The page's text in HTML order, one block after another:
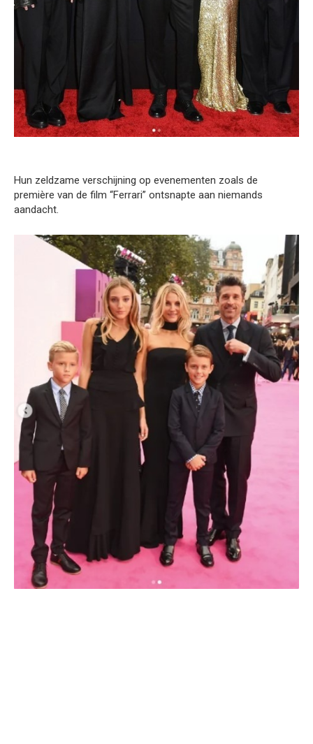
Hun zeldzame verschijning op evenementen zoals de
première van de film “Ferrari” ontsnapte aan niemands
aandacht.